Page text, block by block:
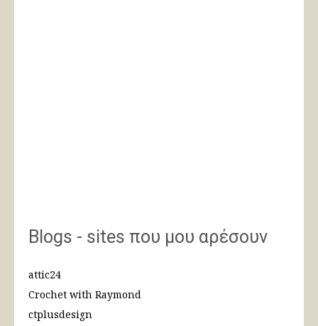
Blogs - sites που μου αρέσουν
attic24
Crochet with Raymond
ctplusdesign